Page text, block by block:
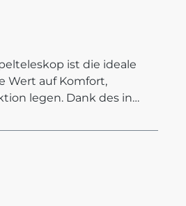
ist die ideale
Wert auf Komfort,
legen. Dank des in…